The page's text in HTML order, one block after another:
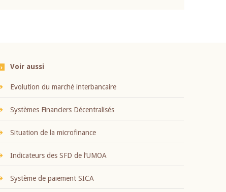
Voir aussi
Evolution du marché interbancaire
Systèmes Financiers Décentralisés
Situation de la microfinance
Indicateurs des SFD de l’UMOA
Système de paiement SICA